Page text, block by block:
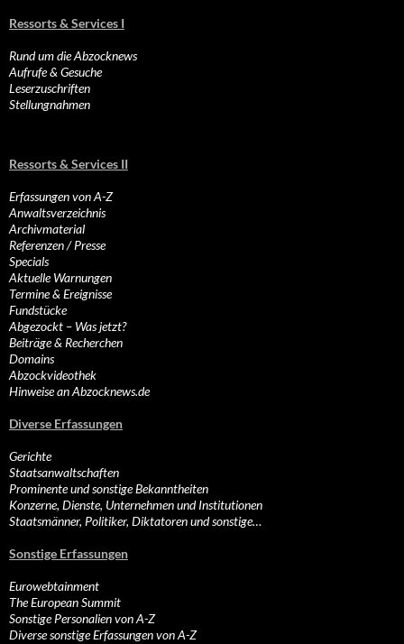
Ressorts & Services I
Rund um die Abzocknews
Aufrufe & Gesuche
Leserzuschriften
Stellungnahmen
Ressorts & Services II
Erfassungen von A-Z
Anwaltsverzeichnis
Archivmaterial
Referenzen / Presse
Specials
Aktuelle Warnungen
Termine & Ereignisse
Fundstücke
Abgezockt – Was jetzt?
Beiträge & Recherchen
Domains
Abzockvideothek
Hinweise an Abzocknews.de
Diverse Erfassungen
Gerichte
Staatsanwaltschaften
Prominente und sonstige Bekanntheiten
Konzerne, Dienste, Unternehmen und Institutionen
Staatsmänner, Politiker, Diktatoren und sonstige…
Sonstige Erfassungen
Eurowebtainment
The European Summit
Sonstige Personalien von A-Z
Diverse sonstige Erfassungen von A-Z